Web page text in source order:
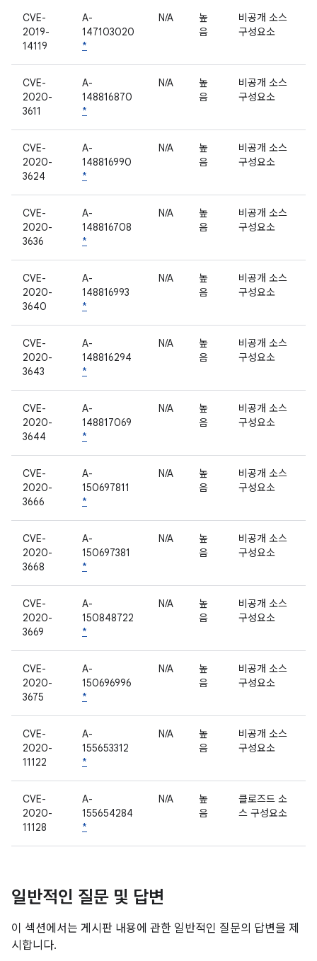
CVE-
2019-
14119
A-
147103020
*
N/A
높
음
비공개 소스
구성요소
CVE-
2020-
3611
A-
148816870
*
N/A
높
음
비공개 소스
구성요소
CVE-
2020-
3624
A-
148816990
*
N/A
높
음
비공개 소스
구성요소
CVE-
2020-
3636
A-
148816708
*
N/A
높
음
비공개 소스
구성요소
CVE-
2020-
3640
A-
148816993
*
N/A
높
음
비공개 소스
구성요소
CVE-
2020-
3643
A-
148816294
*
N/A
높
음
비공개 소스
구성요소
CVE-
2020-
3644
A-
148817069
*
N/A
높
음
비공개 소스
구성요소
CVE-
2020-
3666
A-
150697811
*
N/A
높
음
비공개 소스
구성요소
CVE-
2020-
3668
A-
150697381
*
N/A
높
음
비공개 소스
구성요소
CVE-
2020-
3669
A-
150848722
*
N/A
높
음
비공개 소스
구성요소
CVE-
2020-
3675
A-
150696996
*
N/A
높
음
비공개 소스
구성요소
CVE-
2020-
11122
A-
155653312
*
N/A
높
음
비공개 소스
구성요소
CVE-
2020-
11128
A-
155654284
*
N/A
높
음
클로즈드 소
스 구성요소
일반적인 질문 및 답변
이 섹션에서는 게시판 내용에 관한 일반적인 질문의 답변을 제
시합니다.